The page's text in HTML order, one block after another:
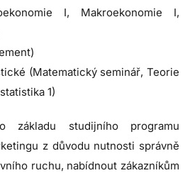
I, Makroekonomie I,
(Matematický seminář, Teorie
1)
základu studijního programu
z důvodu nutnosti správně
ruchu, nabídnout zákazníkům